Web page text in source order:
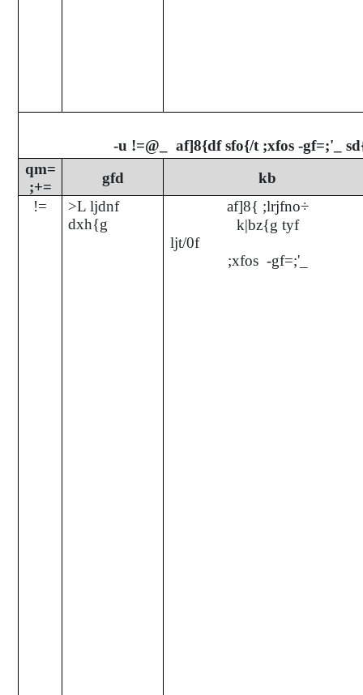
-u !=@_ af]8{df sfo{/t ;xfos -gf=;'_
qm=
;+=
gfd
kb
!=
>Lljdnf
dxh{g
af]8{ ;lrjfno÷
k|bz{g tyf
ljt/
;xfos -gf=;'_